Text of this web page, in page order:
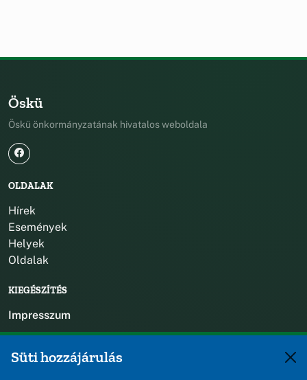
Öskü
Öskü önkormányzatának hivatalos weboldala
OLDALAK
Hírek
Események
Helyek
Oldalak
KIEGÉSZÍTÉS
Impresszum
+36 88 588 560
Süti hozzájárulás